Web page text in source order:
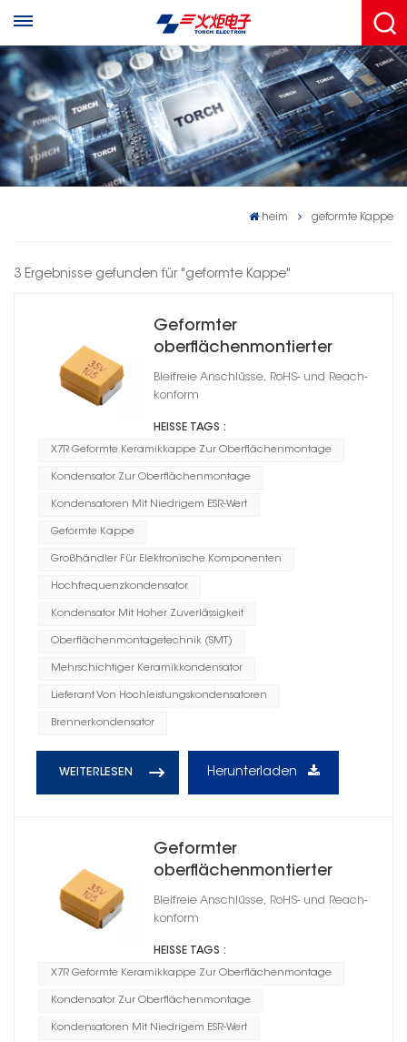
heim geformte Kappe
3 Ergebnisse gefunden für "geformte Kappe"
Geformter
oberflächenmontierter
Keramikkondensator
Bleifreie Anschlüsse, RoHS- und Reach-
konform
HEISSE TAGS :
X7R Geformte Keramikkappe Zur Oberflächenmontage
Kondensator Zur Oberflächenmontage
Kondensatoren Mit Niedrigem ESR-Wert
Geformte Kappe
Großhändler Für Elektronische Komponenten
Hochfrequenzkondensator
Kondensator Mit Hoher Zuverlässigkeit
Oberflächenmontagetechnik (SMT)
Mehrschichtiger Keramikkondensator
Lieferant Von Hochleistungskondensatoren
Brennerkondensator
WEITERLESEN Herunterladen
Geformter
oberflächenmontierter
Keramikkondensator der
Serie CT45 X7R
Bleifreie Anschlüsse, RoHS- und Reach-
konform
HEISSE TAGS :
X7R Geformte Keramikkappe Zur Oberflächenmontage
Kondensator Zur Oberflächenmontage
Kondensatoren Mit Niedrigem ESR-Wert